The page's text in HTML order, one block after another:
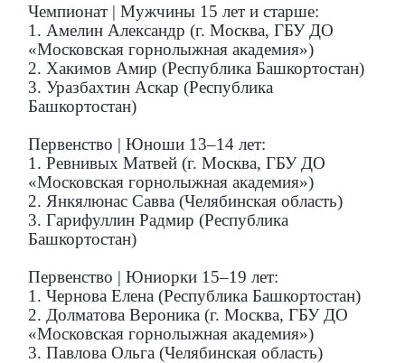
Чемпионат | Мужчины 15 лет и старше:
1. Амелин Александр (г. Москва, ГБУ ДО
«Московская горнолыжная академия»)
2. Хакимов Амир (Республика Башкортостан)
3. Уразбахтин Аскар (Республика
Башкортостан)
Первенство | Юноши 13–14 лет:
1. Ревнивых Матвей (г. Москва, ГБУ ДО
«Московская горнолыжная академия»)
2. Янкялюнас Савва (Челябинская область)
3. Гарифуллин Радмир (Республика
Башкортостан)
Первенство | Юниорки 15–19 лет:
1. Чернова Елена (Республика Башкортостан)
2. Долматова Вероника (г. Москва, ГБУ ДО
«Московская горнолыжная академия»)
3. Павлова Ольга (Челябинская область)